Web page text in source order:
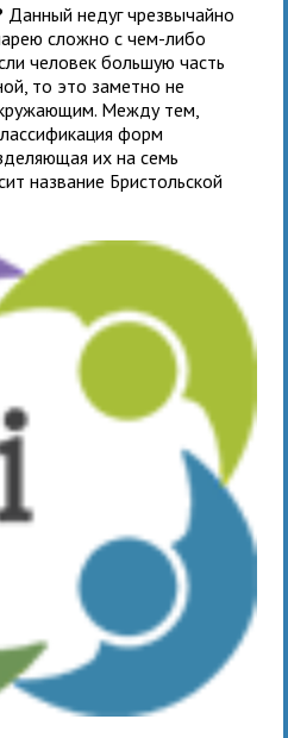
Данный недуг чрезвычайно
сложно с чем-либо
человек большую часть
то это заметно не
Между тем,
форм
их на семь
название Бристольской